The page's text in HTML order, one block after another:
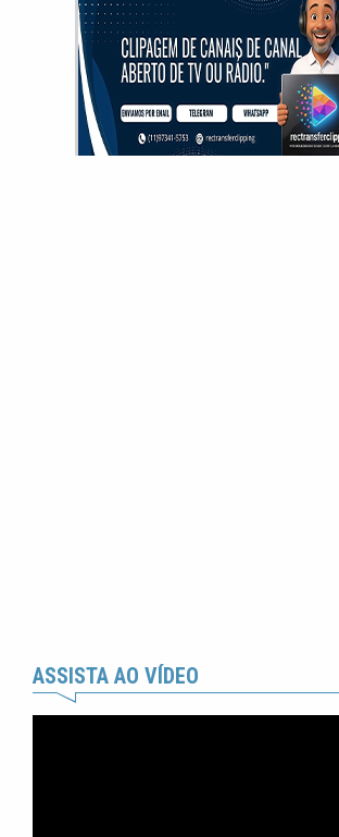
ASSISTA AO VÍDEO